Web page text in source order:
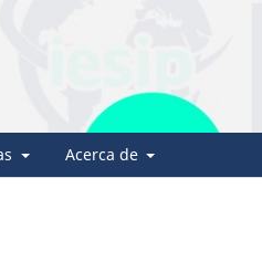
Acerca de